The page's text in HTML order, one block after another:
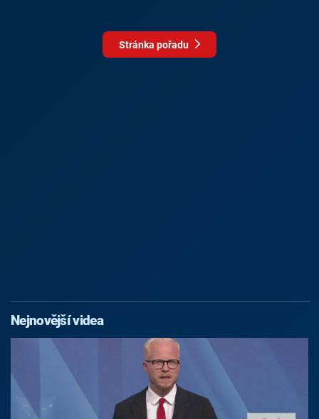
Stránka pořadu
Nejnovější videa